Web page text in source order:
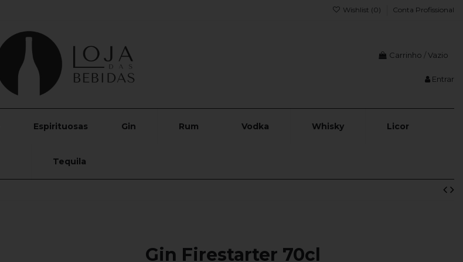
Wishlist (0) Conta Profissional
Carrinho /Vazio
Entrar
Espirituosas Gin Rum Vodka Whisky Licor
Tequila
Gin Firestarter 70cl